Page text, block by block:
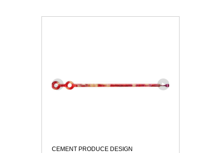
CEMENT PRODUCE DESIGN